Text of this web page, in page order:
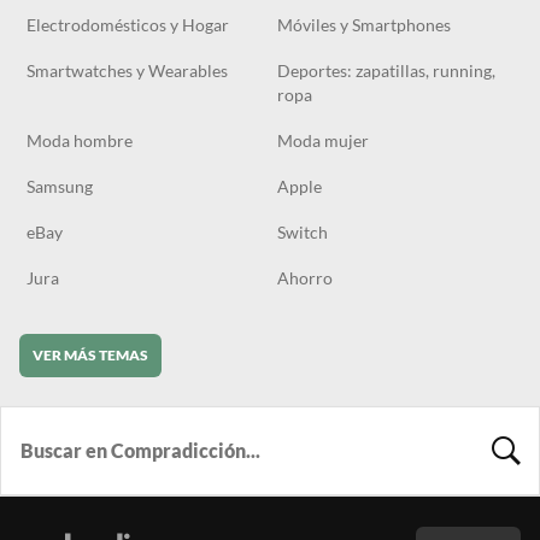
Electrodomésticos y Hogar Móviles y Smartphones
Smartwatches y Wearables
Deportes: zapatillas, running,
ropa
Moda hombre Moda mujer
Samsung Apple
eBay Switch
Jura Ahorro
VER MÁS TEMAS